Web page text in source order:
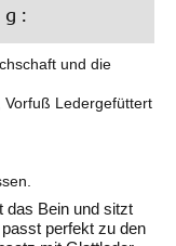
und die
Vorfuß Ledergefüttert
das Bein und sitzt
perfekt zu den